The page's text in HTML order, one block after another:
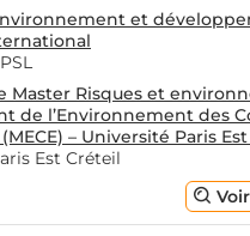
et
Master Risques et
de l’Environnement des
– Université Paris
Est Créteil